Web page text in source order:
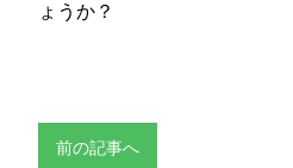
ょうか？
前の記事へ